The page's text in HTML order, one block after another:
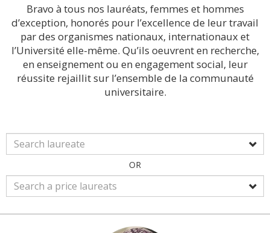
Bravo à tous nos lauréats, femmes et hommes
d’exception, honorés pour l’excellence de leur travail
par des organismes nationaux, internationaux et
l’Université elle-même. Qu’ils oeuvrent en recherche,
en enseignement ou en engagement social, leur
réussite rejaillit sur l’ensemble de la communauté
universitaire.
OR